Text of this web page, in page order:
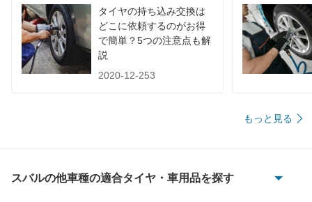
タイヤの持ち込み交換は
どこに依頼するのがお得
で簡単？5つの注意点も解
説
2020-12-253
もっと見る
スバルの他車種の適合タイヤ・車用品を探す